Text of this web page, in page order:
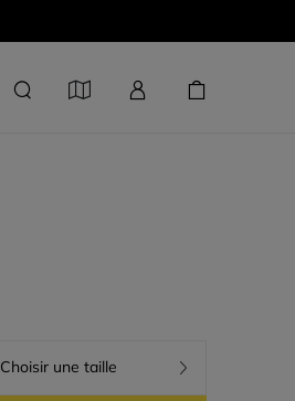
Choisir une taille